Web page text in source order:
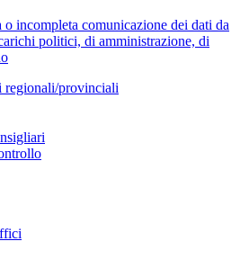
o incompleta comunicazione dei dati da
politici, di amministrazione, di
regionali/provinciali